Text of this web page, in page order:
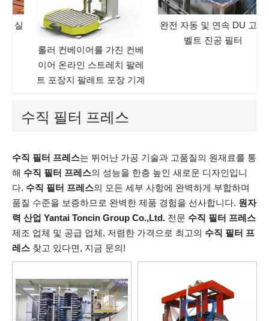
롤러 컨베이어를 가진 컨베
이어 온라인 스트레치 팔레
트 포장지 팔레트 포장 기계
완전 자동 및 연속 DU 고무
벨트 진공 필터
수직 필터 프레스
수직 필터 프레스는 뛰어난 가공 기술과 고품질의 원재료를 통
해 수직 필터 프레스의 성능을 한층 높인 새로운 디자인입니
다. 수직 필터 프레스의 모든 세부 사항에 완벽하게 부합하며
품질 수준을 보증하므로 완벽한 제품 경험을 선사합니다. 원자
력 산업 Yantai Toncin Group Co.,Ltd. 전문 수직 필터 프레스
제조 업체 및 공급 업체, 저렴한 가격으로 최고의 수직 필터 프
레스 찾고 있다면, 지금 문의!